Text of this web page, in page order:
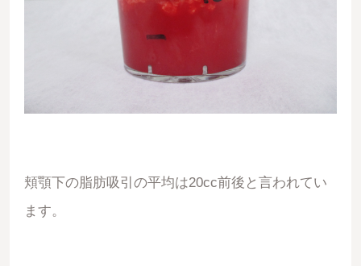
頬顎下の脂肪吸引の平均は20cc前後と言われてい
ます。